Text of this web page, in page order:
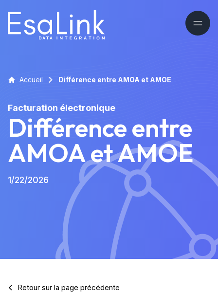
Accueil Différence entre AMOA et AMOE
Facturation électronique
Différence entre
AMOA et AMOE
1/22/2026
Retour sur la page précédente